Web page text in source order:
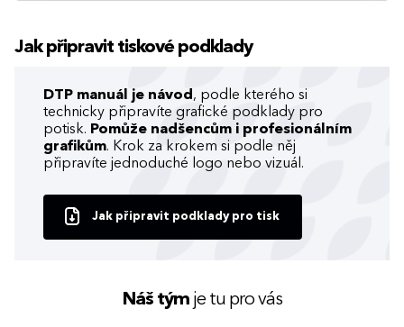
Jak připravit tiskové podklady
DTP manuál je návod , podle kterého si
technicky připravíte grafické podklady pro
potisk. Pomůže nadšencům i profesionálním
grafikům. Krok za krokem si podle něj
připravíte jednoduché logo nebo vizuál.
Jak připravit podklady pro tisk
Náš týmje tu pro vás